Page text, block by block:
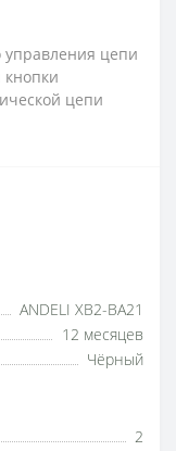
управления цепи
цепи
ANDELI ХВ2-ВА21
12 месяцев
Чёрный
2